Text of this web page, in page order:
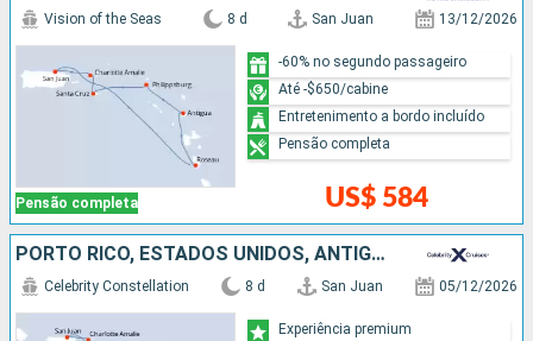
Pensão completa
Vision of the Seas 8 d San Juan 13/12/2026
US$ 584
-60% no segundo passageiro
Até -$650/cabine
Entretenimento a bordo incluído
Pensão completa
PORTO RICO, ESTADOS UNIDOS, ANTIGUA E BARBUDA, SANTA LUCIA, BARBADOS
Celebrity Constellation 8 d San Juan 05/12/2026
Experiência premium